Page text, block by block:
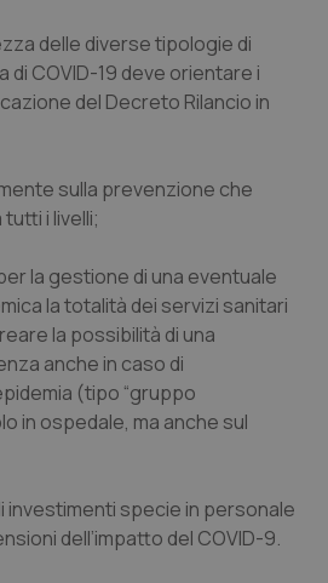
urogenitali
delle diverse tipologie di
di COVID-19 deve orientare i
del Decreto Rilancio in
sulla prevenzione che
i livelli;
la gestione di una eventuale
la totalità dei servizi sanitari
la possibilità di una
anche in caso di
(tipo “gruppo
in ospedale, ma anche sul
investimenti specie in personale
dell’impatto del COVID-9.